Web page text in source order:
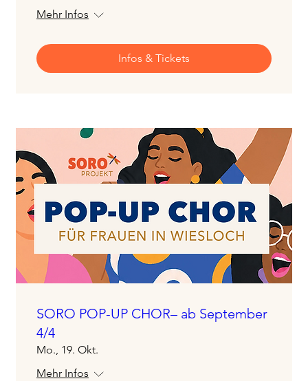
Mehr Infos
Infos & Tickets
SORO POP-UP CHOR– ab September
4/4
Mo., 19. Okt.
Mehr Infos